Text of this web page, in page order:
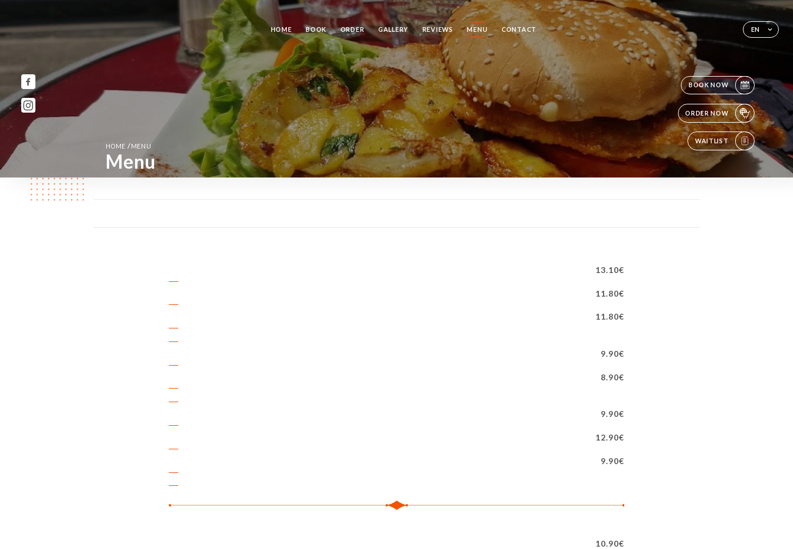
EN
HOME BOOK ORDER GALLERY REVIEWS MENU CONTACT
BOOK NOW
ORDER NOW
WAITLIST
HOME / MENU
Menu
13.10€
11.80€
11.80€
9.90€
8.90€
9.90€
12.90€
9.90€
10.90€